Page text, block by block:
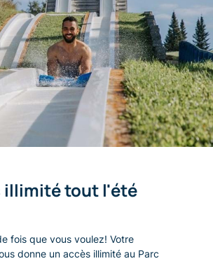
illimité tout l'été
fois que vous voulez! Votre
donne un accès illimité au Parc